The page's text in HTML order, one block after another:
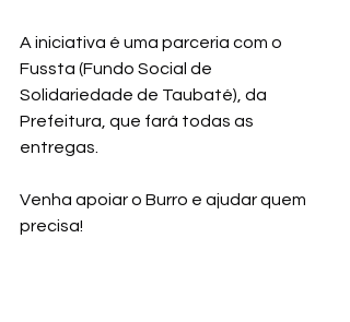
A iniciativa é uma parceria com o
Fussta (Fundo Social de
Solidariedade de Taubaté), da
Prefeitura, que fará todas as
entregas.
Venha apoiar o Burro e ajudar quem
precisa!